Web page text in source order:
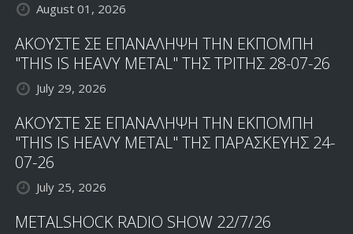
August 01, 2026
ΑΚΟΥΣΤΕ ΣΕ ΕΠΑΝΑΛΗΨΗ ΤΗΝ ΕΚΠΟΜΠΗ
"THIS IS HEAVY METAL" ΤΗΣ ΤΡΙΤΗΣ 28-07-26
July 29, 2026
ΑΚΟΥΣΤΕ ΣΕ ΕΠΑΝΑΛΗΨΗ ΤΗΝ ΕΚΠΟΜΠΗ
"THIS IS HEAVY METAL" ΤΗΣ ΠΑΡΑΣΚΕΥΗΣ 24-
07-26
July 25, 2026
METALSHOCK RADIO SHOW 22/7/26